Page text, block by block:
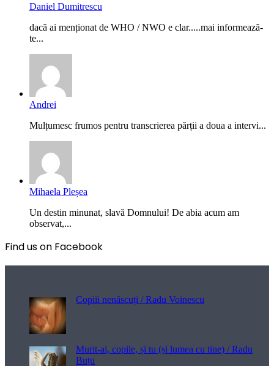
Daniel Dumitrescu
dacă ai menționat de WHO / NWO e clar.....mai informează-
te...
Andrei
Mulțumesc frumos pentru transcrierea părții a doua a intervi...
Mihaela Pleșea
Un destin minunat, slavă Domnului! De abia acum am
observat,...
Find us on Facebook
Copiii nenăscuți / Radu Voinescu
Murit-ai, copile, și tu (și lumea cu tine) / Radu
Buțu